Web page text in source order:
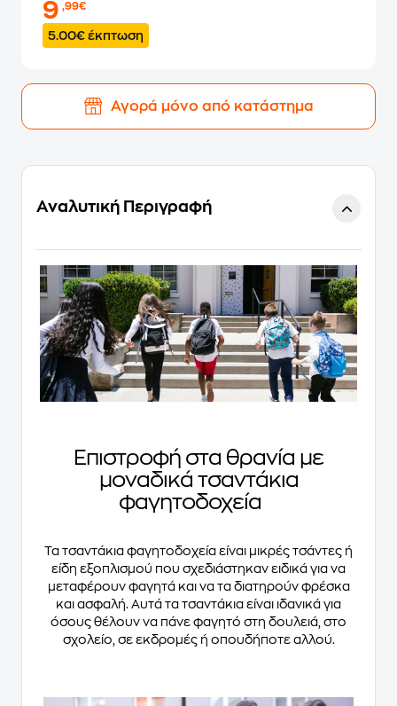
9,99€
5.00€ έκπτωση
Αγορά μόνο από κατάστημα
Αναλυτική Περιγραφή
Επιστροφή στα θρανία με
μοναδικά τσαντάκια
φαγητοδοχεία
Τα τσαντάκια φαγητοδοχεία είναι μικρές τσάντες ή
είδη εξοπλισμού που σχεδιάστηκαν ειδικά για να
μεταφέρουν φαγητά και να τα διατηρούν φρέσκα
και ασφαλή. Αυτά τα τσαντάκια είναι ιδανικά για
όσους θέλουν να πάνε φαγητό στη δουλειά, στο
σχολείο, σε εκδρομές ή οπουδήποτε αλλού.